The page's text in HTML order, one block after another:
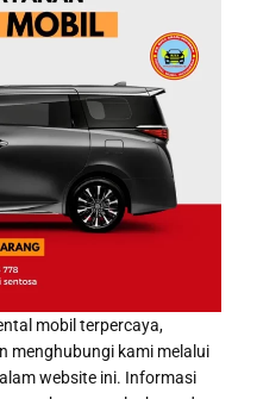
mobil terpercaya,
menghubungi kami melalui
website ini. Informasi